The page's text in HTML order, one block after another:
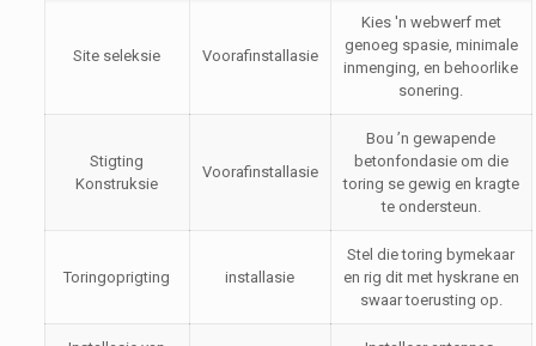
Site seleksie Voorafinstallasie
Kies 'n webwerf met
genoeg spasie, minimale
inmenging, en behoorlike
sonering.
Stigting
Konstruksie
Voorafinstallasie
Bou ’n gewapende
betonfondasie om die
toring se gewig en kragte
te ondersteun.
Toringoprigting installasie
Stel die toring bymekaar
en rig dit met hyskrane en
swaar toerusting op.